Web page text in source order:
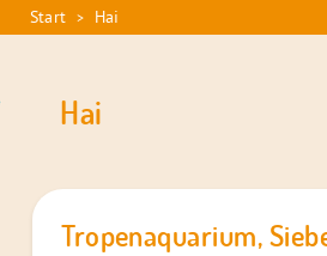
Sie
Start > Hai
Hai
Tropenaquarium,